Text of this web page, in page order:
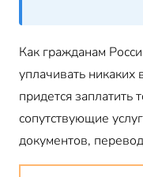
Как гражданам
уплачивать
придется заплатить
сопутствующие
документов,